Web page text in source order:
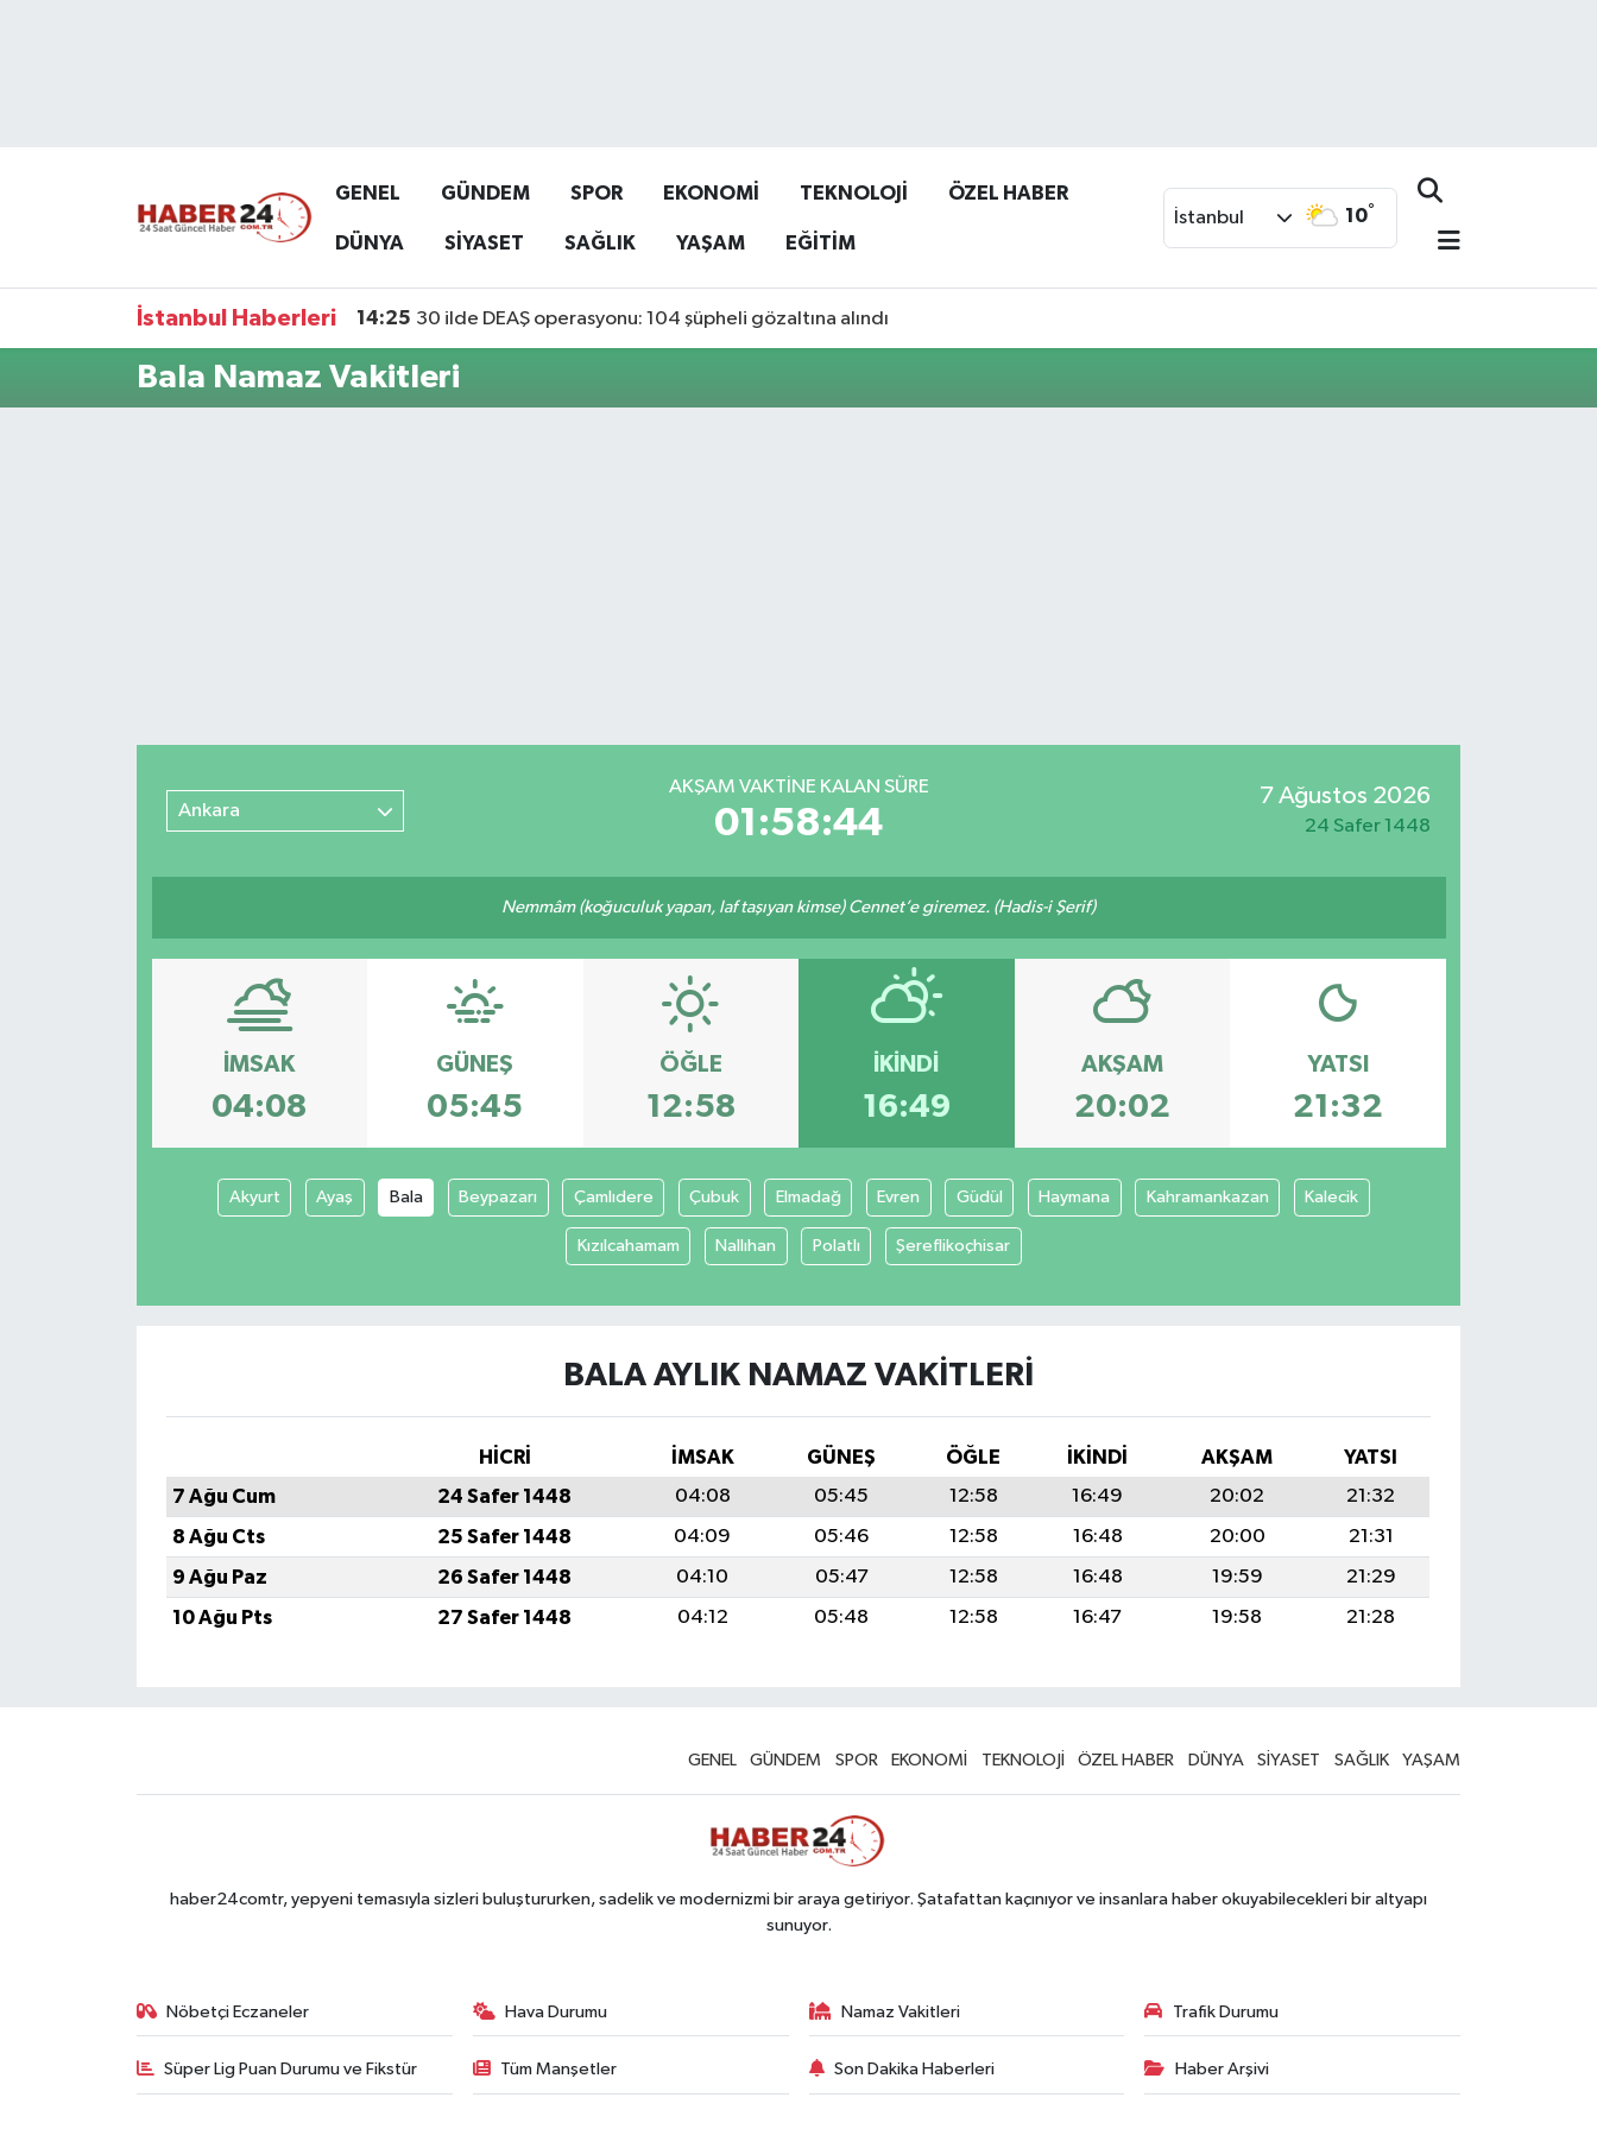
GENEL GÜNDEM SPOR EKONOMİ TEKNOLOJİ ÖZEL HABER
DÜNYA SİYASET SAĞLIK YAŞAM EĞİTİM
İstanbul 10°
İstanbul Haberleri 14:25 30 ilde DEAŞ operasyonu: 104 şüpheli gözaltına alındı
Bala Namaz Vakitleri
Ankara
AKŞAM VAKTİNE KALAN SÜRE
01:58:44
7 Ağustos 2026
24 Safer 1448
Nemmâm (koğuculuk yapan, laf taşıyan kimse) Cennet’e giremez. (Hadis-i Şerif)
İMSAK
04:08
GÜNEŞ
05:45
ÖĞLE
12:58
İKINDI
16:49
AKŞAM
20:02
YATSI
21:32
Akyurt Ayaş Bala Beypazarı Çamlıdere Çubuk Elmadağ Evren Güdül Haymana Kahramankazan Kalecik
Kızılcahamam Nallıhan Polatlı Şereflikoçhisar
BALA AYLIK NAMAZ VAKITLERI
HİCRİ İMSAK GÜNEŞ ÖĞLE İKINDI AKŞAM
YATSI
7 Ağu Cum
24 Safer 1448 04:08 05:45 12:58 16:49 20:02
21:32
8 Ağu Cts
25 Safer 1448 04:09 05:46 12:58 16:48 20:00
21:31
9 Ağu Paz
26 Safer 1448 04:10 05:47 12:58 16:48 19:59
21:29
10 Ağu Pts
27 Safer 1448 04:12 05:48 12:58 16:47 19:58 21:28
GENEL GÜNDEM SPOR EKONOMİ TEKNOLOJİ ÖZEL HABER DÜNYA SİYASET SAĞLIK YAŞAM
haber24comtr, yepyeni temasıyla sizleri buluştururken, sadelik ve modernizmi bir araya getiriyor. Şatafattan kaçınıyor ve insanlara haber okuyabilecekleri bir altyapı
sunuyor.
Nöbetçi Eczaneler Hava Durumu Namaz Vakitleri Trafik Durumu
Süper Lig Puan Durumu ve Fikstür Tüm Manşetler Son Dakika Haberleri Haber Arşivi
Namaz Vakitleri
Süper Lig Puan Durumu ve Fikstür
Tüm Manşetler